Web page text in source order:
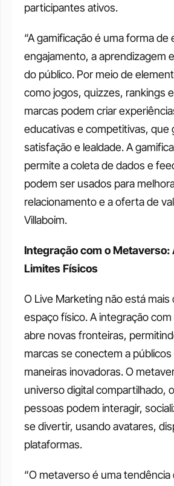
participantes ativos.
“A gamificação é uma forma de
engajamento, a aprendizagem
do público. Por meio de
como jogos, quizzes, rankings
marcas podem criar
educativas e competitivas, que
satisfação e lealdade. A
permite a coleta de dados e
podem ser usados para
relacionamento e a oferta de
Villaboim.
Integração com o Metaverso:
Limites Físicos
O Live Marketing não está mais
espaço físico. A integração
abre novas fronteiras,
marcas se conectem a públicos
maneiras inovadoras. O
universo digital compartilhado,
pessoas podem interagir,
se divertir, usando avatares,
plataformas.
“O metaverso é uma tendência